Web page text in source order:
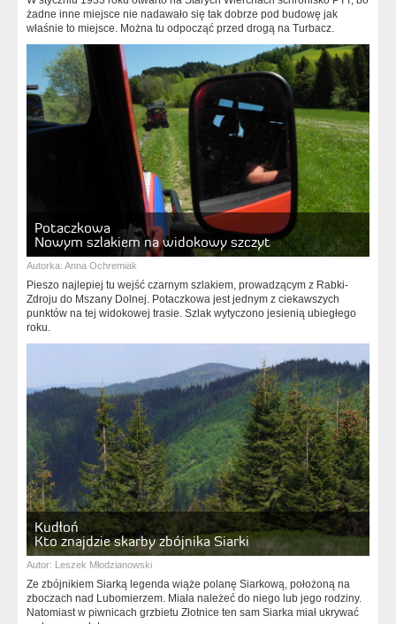
żadne inne miejsce nie nadawało się tak dobrze pod budowę jak
właśnie to miejsce. Można tu odpocząć przed drogą na Turbacz.
Potaczkowa
Nowym szlakiem na widokowy szczyt
Autorka: Anna Ochremiak
Pieszo najlepiej tu wejść czarnym szlakiem, prowadzącym z Rabki-
Zdroju do Mszany Dolnej. Potaczkowa jest jednym z ciekawszych
punktów na tej widokowej trasie. Szlak wytyczono jesienią ubiegłego
roku.
Kudłoń
Kto znajdzie skarby zbójnika Siarki
Autor: Leszek Młodzianowski
Ze zbójnikiem Siarką legenda wiąże polanę Siarkową, położoną na
zboczach nad Lubomie­rzem. Miała należeć do niego lub jego rodziny.
Natomiast w piwnicach grzbietu Złotnice ten sam Siarka miał ukrywać